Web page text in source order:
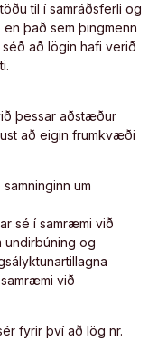
til í samráðsferli og
en það sem þingmenn
að lögin hafi verið
þessar aðstæður
að eigin frumkvæði
um
sé í samræmi við
undirbúning og
við
fyrir því að lög nr.